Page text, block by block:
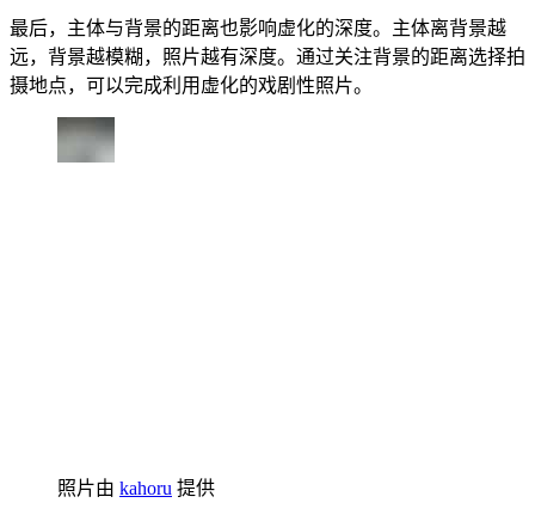
最后，主体与背景的距离也影响虚化的深度。主体离背景越
远，背景越模糊，照片越有深度。通过关注背景的距离选择拍
摄地点，可以完成利用虚化的戏剧性照片。
照片由 kahoru 提供